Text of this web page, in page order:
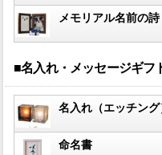
メモリアル名前の詩
■名入れ・メッセージギフ
名入れ（エッチン
命名書